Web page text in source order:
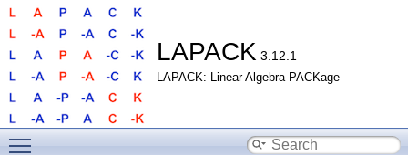
LAPACK 3.12.1
LAPACK: Linear Algebra PACKage
derrql.f
derrqp.f
► derrqr.f
► derrqrt.f
derrqrtp.f